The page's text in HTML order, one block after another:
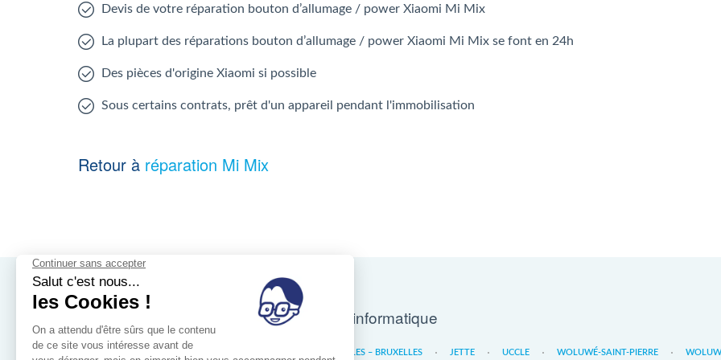
Devis de votre réparation bouton d’allumage / power Xiaomi Mi Mix
La plupart des réparations bouton d’allumage / power Xiaomi Mi Mix se font en 24h
Des pièces d'origine Xiaomi si possible
Sous certains contrats, prêt d'un appareil pendant l'immobilisation
Retour à réparation Mi Mix
Nos magasins d'informatique
IXELLES – BRUXELLES JETTE UCCLE WOLUWÉ-SAINT-PIERRE